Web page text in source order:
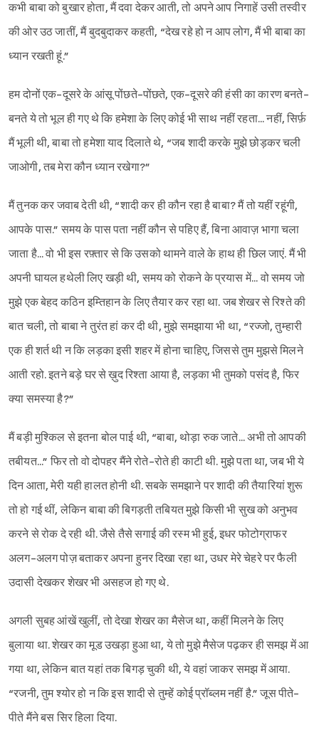
कभी बाबा को बुखार होता, मैं दवा देकर आती, तो अपने आप निगाहें उसी तस्वीर
की ओर उठ जातीं, मैं बुदबुदाकर कहती, “देख रहे हो न आप लोग, मैं भी बाबा का
ध्यान रखती हूं.”
हम दोनों एक-दूसरे के आंसू पोंछते-पोंछते, एक-दूसरे की हंसी का कारण बनते-
बनते ये तो भूल ही गए थे कि हमेशा के लिए कोई भी साथ नहीं रहता... नहीं, सिर्फ़
मैं भूली थी, बाबा तो हमेशा याद दिलाते थे, “जब शादी करके मुझे छोड़कर चली
जाओगी, तब मेरा कौन ध्यान रखेगा?”
मैं तुनक कर जवाब देती थी, “शादी कर ही कौन रहा है बाबा? मैं तो यहीं रहूंगी,
आपके पास.” समय के पास पता नहीं कौन से पहिए हैं, बिना आवाज़ भागा चला
जाता है... वो भी इस रफ़्तार से कि उसको थामने वाले के हाथ ही छिल जाएं. मैं भी
अपनी घायल हथेली लिए खड़ी थी, समय को रोकने के प्रयास में... वो समय जो
मुझे एक बेहद कठिन इम्तिहान के लिए तैयार कर रहा था. जब शेखर से रिश्ते की
बात चली, तो बाबा ने तुरंत हां कर दी थी, मुझे समझाया भी था, “रज्जो, तुम्हारी
एक ही शर्त थी न कि लड़का इसी शहर में होना चाहिए, जिससे तुम मुझसे मिलने
आती रहो. इतने बड़े घर से ख़ुद रिश्ता आया है, लड़का भी तुमको पसंद है, फिर
क्या समस्या है?”
मैं बड़ी मुश्किल से इतना बोल पाई थी, “बाबा, थोड़ा रुक जाते... अभी तो आपकी
तबीयत...” फिर तो वो दोपहर मैंने रोते-रोते ही काटी थी. मुझे पता था, जब भी ये
दिन आता, मेरी यही हालत होनी थी. सबके समझाने पर शादी की तैयारियां शुरू
तो हो गई थीं, लेकिन बाबा की बिगड़ती तबियत मुझे किसी भी सुख को अनुभव
करने से रोक दे रही थी. जैसे तैसे सगाई की रस्म भी हुई, इधर फोटोग्राफर
अलग-अलग पोज़ बताकर अपना हुनर दिखा रहा था, उधर मेरे चेहरे पर फैली
उदासी देखकर शेखर भी असहज हो गए थे.
अगली सुबह आंखें खुलीं, तो देखा शेखर का मैसेज था, कहीं मिलने के लिए
बुलाया था. शेखर का मूड उखड़ा हुआ था, ये तो मुझे मैसेज पढ़कर ही समझ में आ
गया था, लेकिन बात यहां तक बिगड़ चुकी थी, ये वहां जाकर समझ में आया.
“रजनी, तुम श्योर हो न कि इस शादी से तुम्हें कोई प्रॉब्लम नहीं है.” जूस पीते-
पीते मैंने बस सिर हिला दिया.